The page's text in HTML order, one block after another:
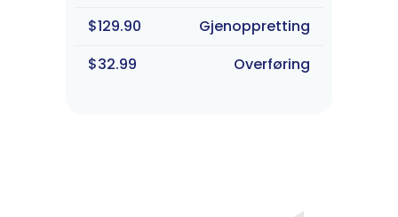
$129.90
Gjenoppretting
$32.99
Overføring